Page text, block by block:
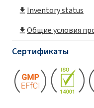
Inventory status
Общие условия
Сертификаты